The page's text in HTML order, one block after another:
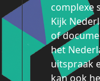
complexe
Kijk
of
het
uitspraak
kan ook